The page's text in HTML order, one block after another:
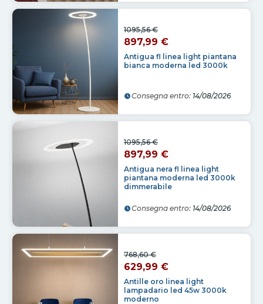
Antigua fl linea light piantana
bianca moderna led 3000k
1095,56 €
897,99 €
Consegna entro: 14/08/2026
Antigua nera fl linea light
piantana moderna led 3000k
dimmerabile
1095,56 €
897,99 €
Consegna entro: 14/08/2026
Antille oro linea light
lampadario led 45w 3000k
moderno
768,60 €
629,99 €